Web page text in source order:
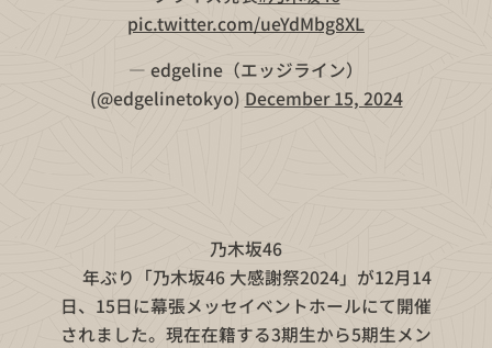
pic.twitter.com/ueYdMbg8XL
— edgeline（エッジライン）
(@edgelinetokyo) December 15, 2024
乃木坂46
🔟年ぶり「乃木坂46 大感謝祭2024」が12月14
日、15日に幕張メッセイベントホールにて開催
されました。現在在籍する3期生から5期生メン